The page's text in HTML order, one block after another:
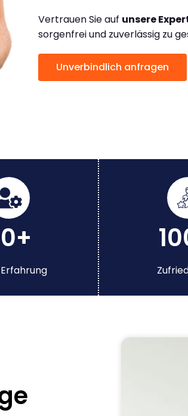
Vertrauen Sie auf unsere
sorgenfrei und zuverlässig zu
Unverbindlich anfragen